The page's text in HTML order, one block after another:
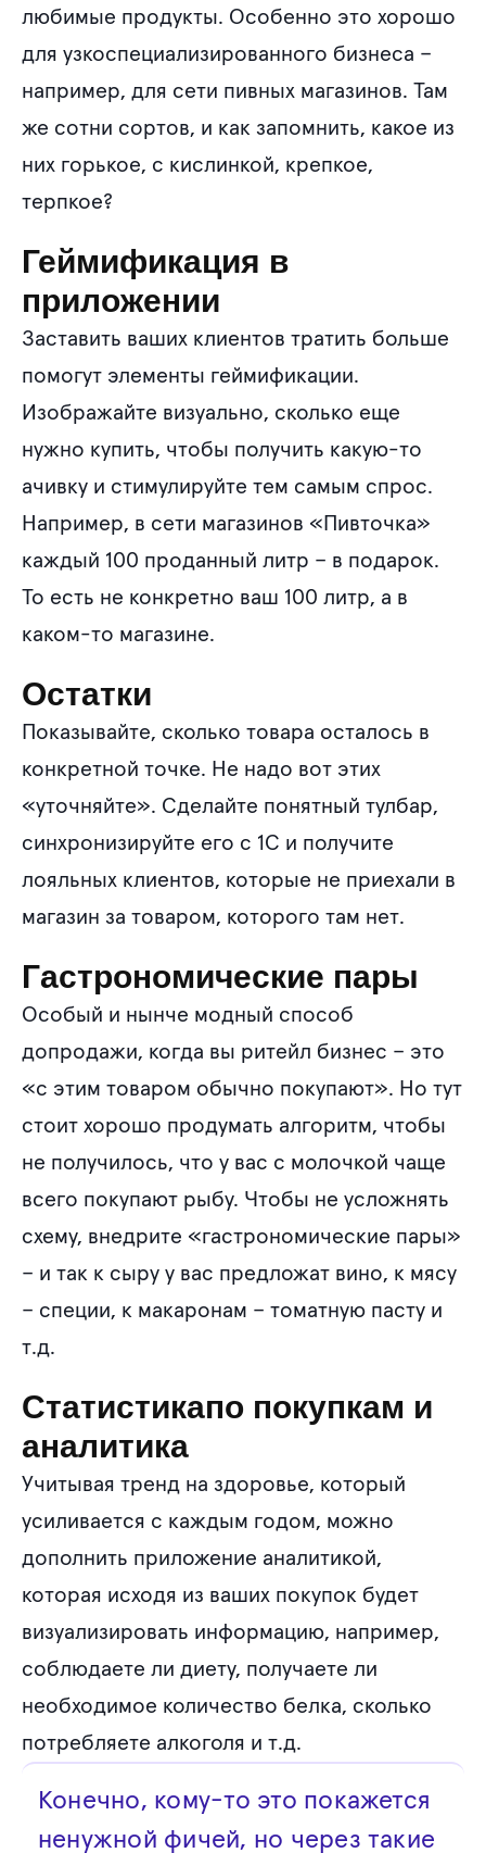
любимые продукты. Особенно это хорошо
для узкоспециализированного бизнеса –
например, для сети пивных магазинов. Там
же сотни сортов, и как запомнить, какое из
них горькое, с кислинкой, крепкое,
терпкое?
Геймификация в
приложении
Заставить ваших клиентов тратить больше
помогут элементы геймификации.
Изображайте визуально, сколько еще
нужно купить, чтобы получить какую-то
ачивку и стимулируйте тем самым спрос.
Например, в сети магазинов «Пивточка»
каждый 100 проданный литр – в подарок.
То есть не конкретно ваш 100 литр, а в
каком-то магазине.
Остатки
Показывайте, сколько товара осталось в
конкретной точке. Не надо вот этих
«уточняйте». Сделайте понятный тулбар,
синхронизируйте его с 1С и получите
лояльных клиентов, которые не приехали в
магазин за товаром, которого там нет.
Гастрономические пары
Особый и нынче модный способ
допродажи, когда вы ритейл бизнес – это
«с этим товаром обычно покупают». Но тут
стоит хорошо продумать алгоритм, чтобы
не получилось, что у вас с молочкой чаще
всего покупают рыбу. Чтобы не усложнять
схему, внедрите «гастрономические пары»
– и так к сыру у вас предложат вино, к мясу
– специи, к макаронам – томатную пасту и
т.д.
Статистикапо покупкам и
аналитика
Учитывая тренд на здоровье, который
усиливается с каждым годом, можно
дополнить приложение аналитикой,
которая исходя из ваших покупок будет
визуализировать информацию, например,
соблюдаете ли диету, получаете ли
необходимое количество белка, сколько
потребляете алкоголя и т.д.
Конечно, кому-то это покажется
ненужной фичей, но через такие